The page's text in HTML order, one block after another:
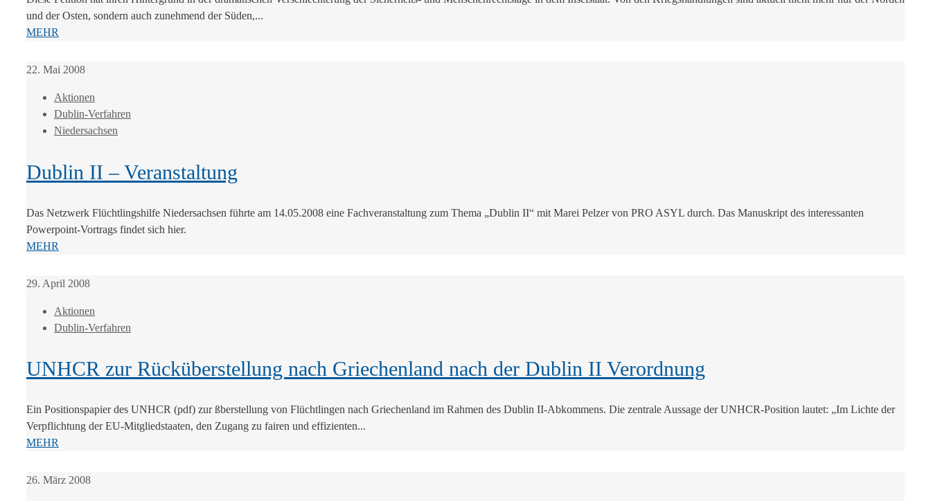
und der Osten, sondern auch zunehmend der Süden,...
MEHR
22. Mai 2008
Aktionen
Dublin-Verfahren
Niedersachsen
Dublin II – Veranstaltung
Das Netzwerk Flüchtlingshilfe Niedersachsen führte am 14.05.2008 eine Fachveranstaltung zum Thema „Dublin II“ mit Marei Pelzer von PRO ASYL durch. Das Manuskript des interessanten
Powerpoint-Vortrags findet sich hier.
MEHR
29. April 2008
Aktionen
Dublin-Verfahren
UNHCR zur Rücküberstellung nach Griechenland nach der Dublin II Verordnung
Ein Positionspapier des UNHCR (pdf) zur ßberstellung von Flüchtlingen nach Griechenland im Rahmen des Dublin II-Abkommens. Die zentrale Aussage der UNHCR-Position lautet: „Im Lichte der
Verpflichtung der EU-Mitgliedstaaten, den Zugang zu fairen und effizienten...
MEHR
26. März 2008